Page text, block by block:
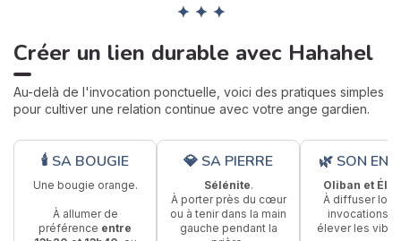
✦ ✦ ✦
Créer un lien durable avec Hahahel
Au-delà de l'invocation ponctuelle, voici des pratiques simples
pour cultiver une relation continue avec votre ange gardien.
🕯 SA BOUGIE
Une bougie orange.
À allumer de
préférence entre
💎 SA PIERRE
Sélénite.
À porter près du cœur
ou à tenir dans la main
gauche pendant la
🌿 SON
Oliban et
À diffuser lors
invocations
élever les